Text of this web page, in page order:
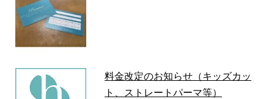
料金改定のお知らせ（キッズカッ
ト、ストレートパーマ等）